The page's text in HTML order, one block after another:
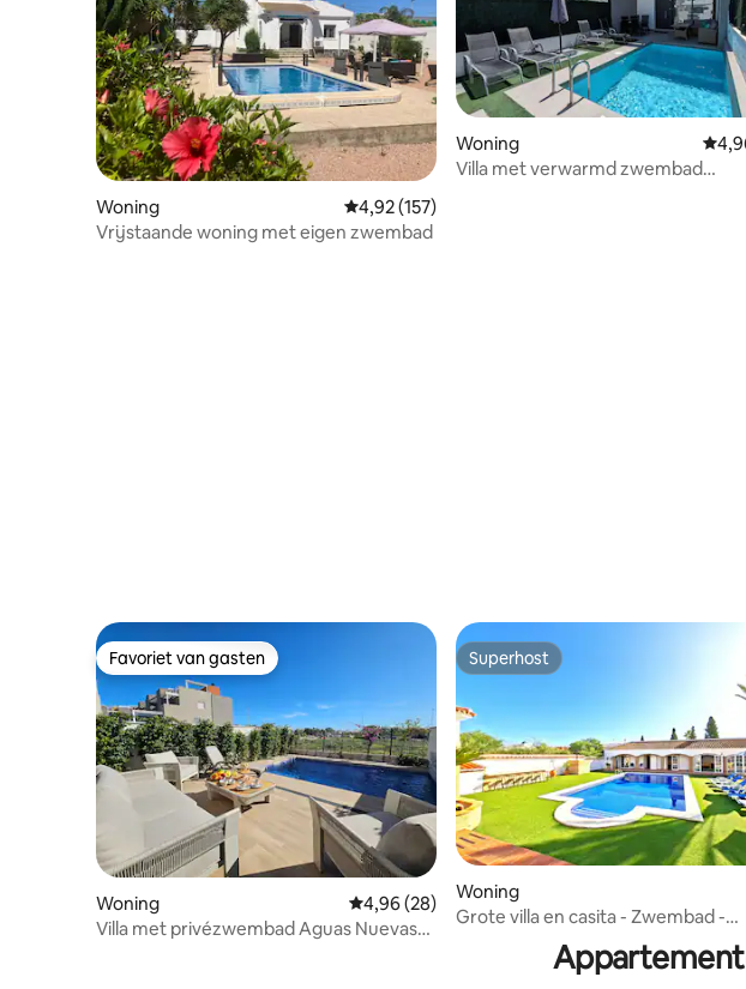
Woning Gemiddelde beoordeling van 4,92 uit 5, 157
4,92 (157)
Vrijstaande woning met eigen zwembad
Woning
Villa met verwarmd zwembad
Favoriet van gasten
Favoriet van gasten
Woning Gemiddelde beoordeling van 4,96 uit 5, 28
4,96 (28)
Villa met privézwembad Aguas Nuevas
Superhost
Superhost
Woning
Grote villa en casita - Zwembad -
Spelletjeskamer (PMT28)